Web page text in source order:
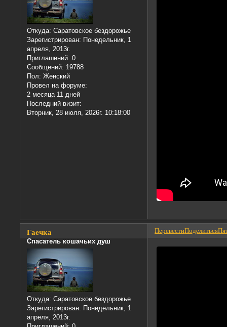
Откуда: Саратовское бездорожье
Зарегистрирован: Понедельник, 1
апреля, 2013г.
Приглашений: 0
Сообщений: 19788
Пол: Женский
Провел на форуме:
2 месяца 11 дней
Последний визит:
Вторник, 28 июля, 2026г. 10:18:00
ПеревестиПоделиться
Гаечка
Спасатель кошачьих душ
Откуда: Саратовское бездорожье
Зарегистрирован: Понедельник, 1
апреля, 2013г.